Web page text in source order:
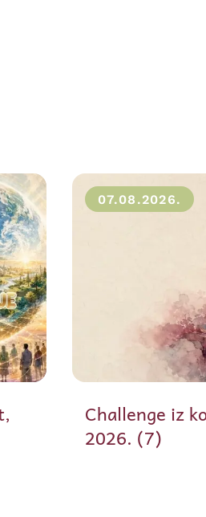
07.08.2026.
Challenge iz
2026. (7)